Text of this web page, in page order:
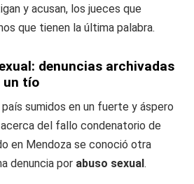
y acusan, los jueces que
que tienen la última palabra.
denuncias archivadas
un tío
sumidos en un fuerte y áspero
del fallo condenatorio de
en Mendoza se conoció otra
denuncia por abuso sexual.